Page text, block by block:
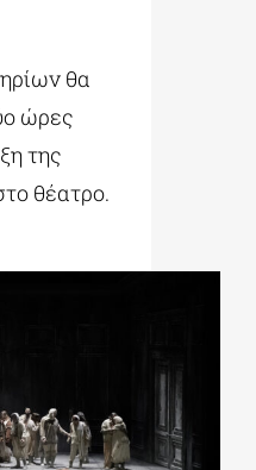
θα
ώρες
της
θέατρο.